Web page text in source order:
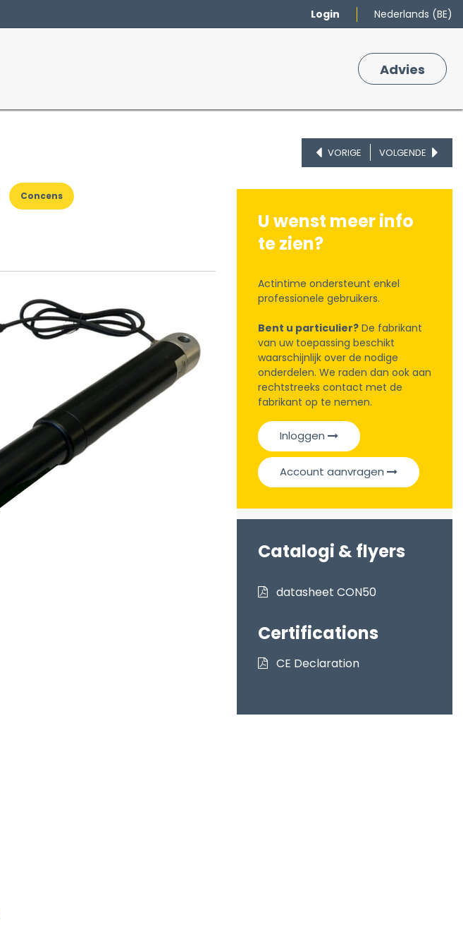
Login Nederlands (BE)
Adv​ies
VORIGE VOLGENDE
Concens
U wenst meer info
te zien?
Actintime ondersteunt enkel
professionele gebruikers.
Bent u particulier? De fabrikant
van uw toepassing beschikt
waarschijnlijk over de nodige
onderdelen. We raden dan ook aan
rechtstreeks contact met de
fabrikant op te nemen.
Inloggen
Account aanvragen
Catalogi & flyers
datasheet CON50
Certifications
CE Declaration